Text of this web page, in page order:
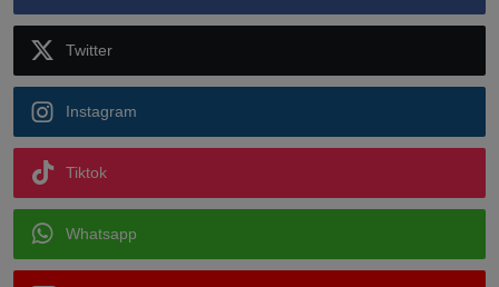
Twitter
Instagram
Tiktok
Whatsapp